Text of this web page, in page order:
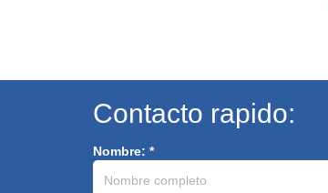
Contacto rapido:
Nombre: *